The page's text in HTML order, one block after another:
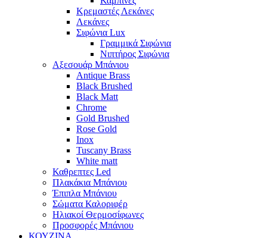
Κρεμαστές Λεκάνες
Λεκάνες
Σιφώνια Lux
Γραμμικά Σιφώνια
Νιπτήρος Σιφώνια
Αξεσουάρ Μπάνιου
Antique Brass
Black Brushed
Black Matt
Chrome
Gold Brushed
Rose Gold
Inox
Tuscany Brass
White matt
Καθρεπτες Led
Πλακάκια Μπάνιου
Έπιπλα Μπάνιου
Σώματα Καλοριφέρ
Ηλιακοί Θερμοσίφωνες
Προσφορές Μπάνιου
ΚΟΥΖΙΝΑ